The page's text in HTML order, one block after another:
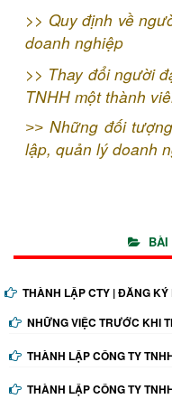
>> Quy định về
doanh nghiệp
>> Thay đổi người
TNHH một thành
>> Những đối
lập, quản lý doanh
BÀI
THÀNH LẬP CTY | ĐĂNG KÝ
NHỮNG VIỆC TRƯỚC KHI
THÀNH LẬP CÔNG TY
THÀNH LẬP CÔNG TY